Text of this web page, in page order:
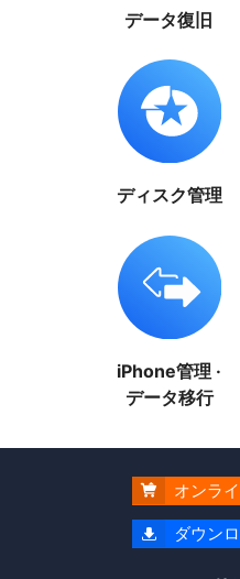
データ復旧
ディスク管理
iPhone管理 ·
データ移行
 オンラ
 ダウン